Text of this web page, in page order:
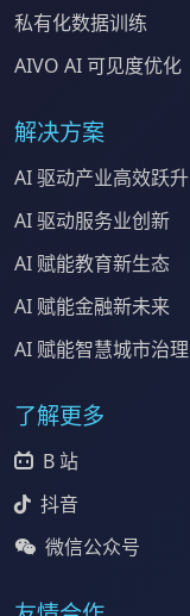
私有化数据训练
AIVO AI 可见度优化
解决方案
AI 驱动产业高效跃升
AI 驱动服务业创新
AI 赋能教育新生态
AI 赋能金融新未来
AI 赋能智慧城市治理
了解更多
B 站
抖音
微信公众号